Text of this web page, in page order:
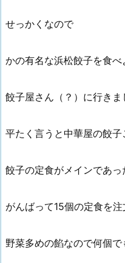
せっかくなので
かの有名な浜松餃子を食べ
餃子屋さん（？）に行きま
平たく言うと中華屋の餃子
餃子の定食がメインであっ
がんばって15個の定食を注
野菜多めの餡なので何個